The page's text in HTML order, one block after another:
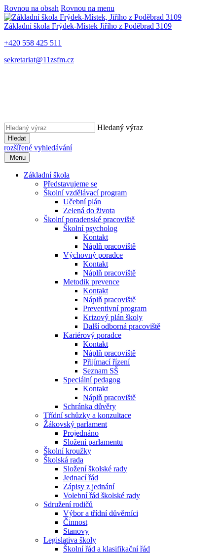
Rovnou na obsah Rovnou na menu
Základní škola Frýdek-Místek Jiřího z Poděbrad 3109
+420 558 425 511
sekretariat@11zsfm.cz
Hledaný výraz
Hledat
rozšířené vyhledávání
Menu
Základní škola
Představujeme se
Školní vzdělávací program
Učební plán
Zelená do života
Školní poradenské pracoviště
Školní psycholog
Kontakt
Náplň pracoviště
Výchovný poradce
Kontakt
Náplň pracoviště
Metodik prevence
Kontakt
Náplň pracoviště
Preventivní program
Krizový plán školy
Další odborná pracoviště
Kariérový poradce
Kontakt
Náplň pracoviště
Přijímací řízení
Seznam SŠ
Speciální pedagog
Kontakt
Náplň pracoviště
Schránka důvěry
Třídní schůzky a konzultace
Žákovský parlament
Projednáno
Složení parlamentu
Školní kroužky
Školská rada
Složení školské rady
Jednací řád
Zápisy z jednání
Volební řád školské rady
Sdružení rodičů
Výbor a třídní důvěrníci
Činnost
Stanovy
Legislativa školy
Školní řád a klasifikační řád